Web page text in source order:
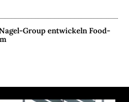
Group entwickeln Food-